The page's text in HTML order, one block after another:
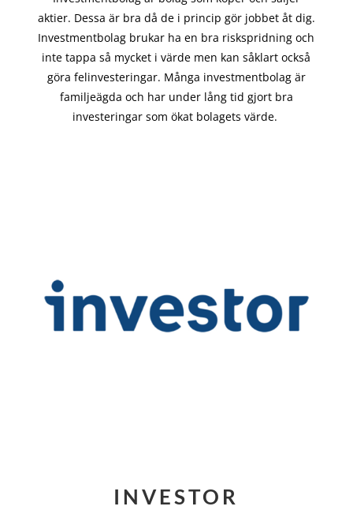
aktier. Dessa är bra då de i princip görjobbet åt dig.
Investmentbolag brukar ha en bra riskspridning och
inte tappa så mycket i värde men kan såklart också
göra felinvesteringar. Många investmentbolag är
familjeägda och har under lång tid gjort bra
investeringar som ökat bolagets värde.
INVESTOR